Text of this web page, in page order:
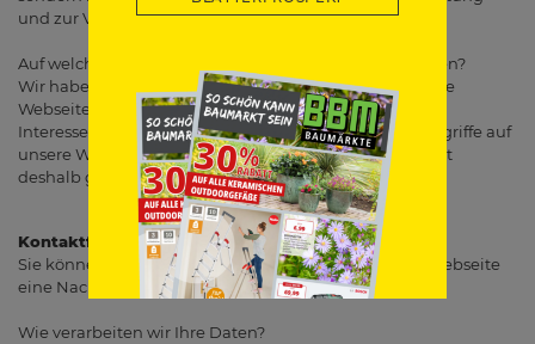
und zur Verbesserung unserer Website.
Auf welcher Rechtsgrundlage verarbeiten wir Ihre Daten?
Wir haben ein berechtigtes Interesse daran, dass unsere
Webseite fehlerfrei läuft. Auch ist es unser berechtigtes
Interesse, einen anonymisierten Überblick über die Zugriffe auf
unsere Webseite zu erhalten. Die Datenverarbeitung ist
deshalb gemäß Art. 6 Abs. 1 lit. f) DSGVO rechtmäßig.
Kontaktformular
Sie können uns über das Kontaktformular auf dieser Webseite
eine Nachricht zukommen lassen.
Wie verarbeiten wir Ihre Daten?